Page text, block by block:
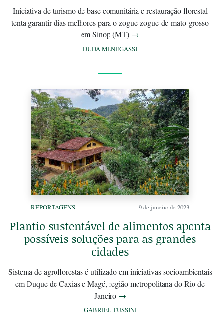
Iniciativa de turismo de base comunitária e restauração florestal
tenta garantir dias melhores para o zogue-zogue-de-mato-grosso
em Sinop (MT) →
DUDA MENEGASSI
REPORTAGENS 9 de janeiro de 2023
Plantio sustentável de alimentos aponta
possíveis soluções para as grandes
cidades
Sistema de agroflorestas é utilizado em iniciativas socioambientais
em Duque de Caxias e Magé, região metropolitana do Rio de
Janeiro →
GABRIEL TUSSINI